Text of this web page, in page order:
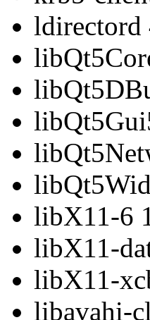
ldirectord
libX11-6
libX11-
libX11-
libavahi-